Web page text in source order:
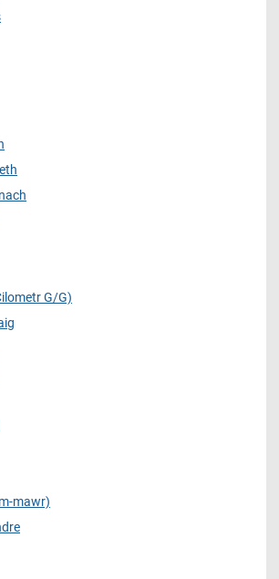
G/G)
mawr)